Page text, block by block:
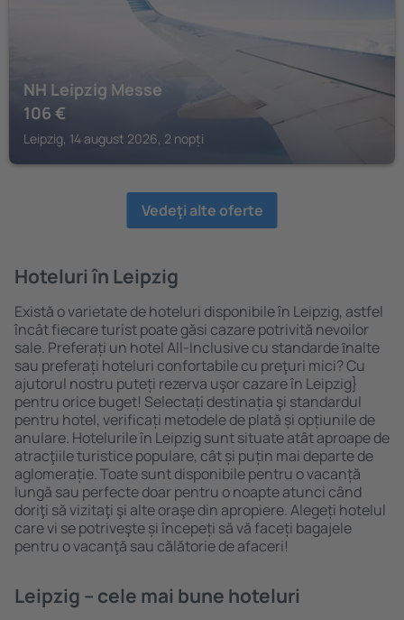
NH Leipzig Messe
106 €
Leipzig, 14 august 2026, 2 nopți
Vedeţi alte oferte
Hoteluri în Leipzig
Există o varietate de hoteluri disponibile în Leipzig, astfel
încât fiecare turist poate găsi cazare potrivită nevoilor
sale. Preferați un hotel All-Inclusive cu standarde ȋnalte
sau preferați hoteluri confortabile cu preţuri mici? Cu
ajutorul nostru puteți rezerva uşor cazare în Leipzig}
pentru orice buget! Selectați destinația şi standardul
pentru hotel, verificați metodele de plată și opțiunile de
anulare. Hotelurile în Leipzig sunt situate atât aproape de
atracţiile turistice populare, cât și puțin mai departe de
aglomerație. Toate sunt disponibile pentru o vacanță
lungă sau perfecte doar pentru o noapte atunci când
doriţi să vizitaţi şi alte oraşe din apropiere. Alegeți hotelul
care vi se potriveşte și începeți să vă faceți bagajele
pentru o vacanţă sau călătorie de afaceri!
Leipzig – cele mai bune hoteluri